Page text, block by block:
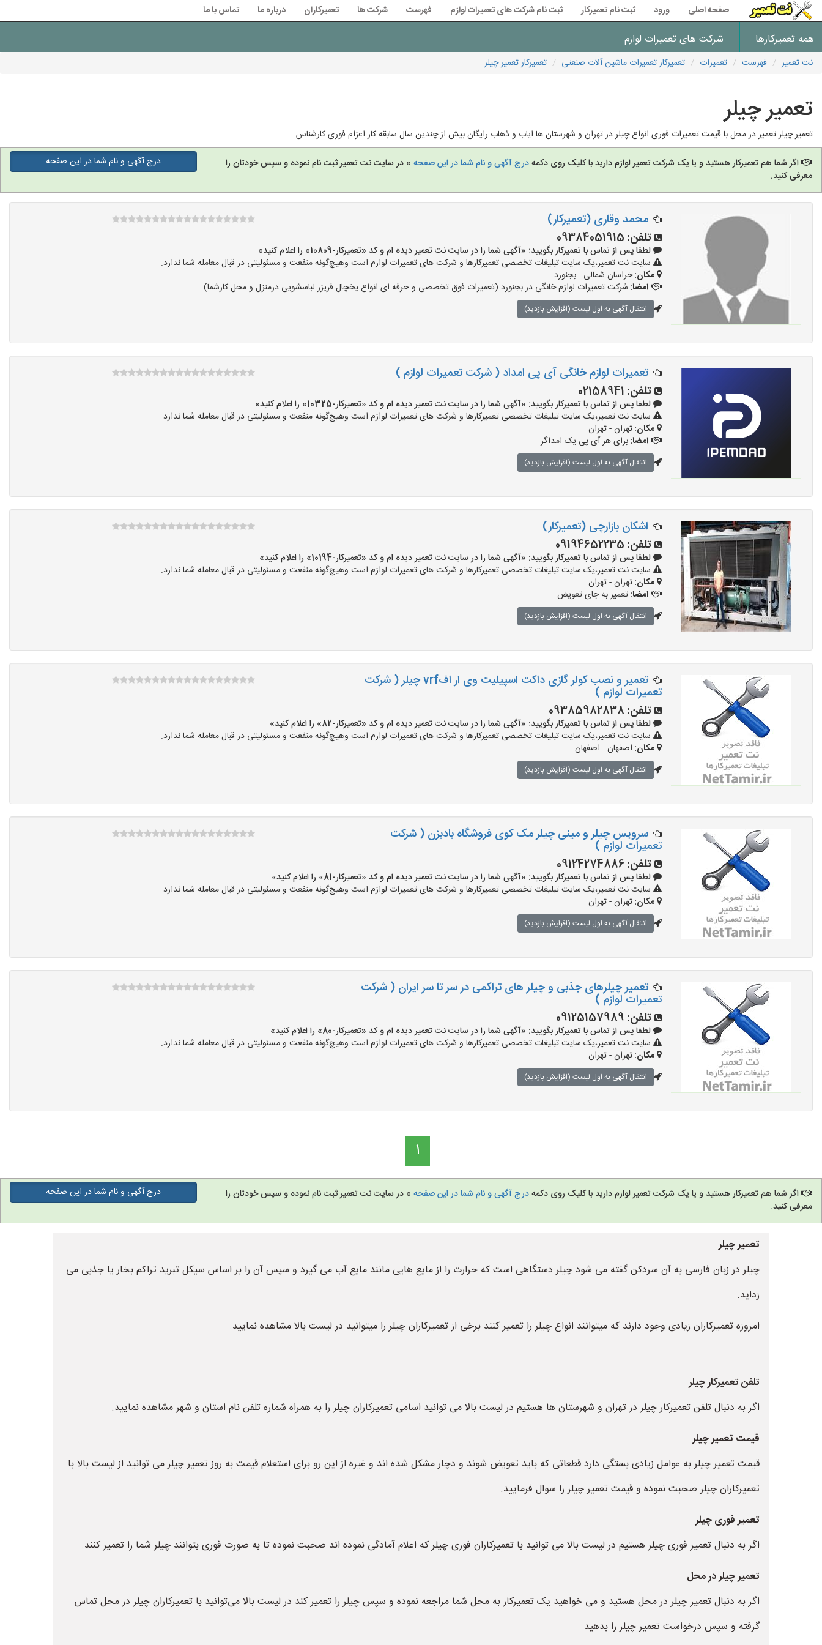
صفحه اصلی ورود ثبت نام تعمیرکار ثبت نام شرکت های تعمیرات لوازم فهرست شرکت ها تعمیرکاران درباره ما تماس با ما
همه تعمیرکارها شرکت های تعمیرات لوازم
نت تعمیر فهرست تعمیرات تعمیرکار تعمیرات ماشین آلات صنعتی تعمیرکار تعمیر چیلر
تعمیر چیلر
تعمیر چیلر تعمیر در محل با قیمت تعمیرات فوری انواع چیلر در تهران و شهرستان ها ایاب و ذهاب رایگان بیش از چندین سال سابقه کار اعزام فوری کارشناس
اگر شما هم تعمیرکار هستید و یا یک شرکت تعمیر لوازم دارید با کلیک روی دکمهدرج آگهی و نام شما در این صفحه » در سایت نت تعمیر ثبت نام نموده و سپس خودتان را
معرفی کنید.
درج آگهی و نام شما در این صفحه
محمد وقاری (تعمیرکار)
تلفن: 09384051915
لطفا پس از تماس با تعمیرکار بگویید: «آگهی شما را در سایت نت تعمیر دیده ام و کد «تعمیرکار-10809» را اعلام کنید»
سایت نت تعمیر،یک سایت تبلیغات تخصصی تعمیرکارها و شرکت های تعمیرات لوازم است وهیچ‌گونه منفعت و مسئولیتی در قبال معامله شما ندارد.
مکان:خراسان شمالی - بجنورد
امضا: شرکت تعمیرات لوازم خانگی در بجنورد (تعمیرات فوق تخصصی و حرفه ای انواع یخچال فریزر لباسشویی درمنزل و محل کارشما)
انتقال آگهی به اول لیست (افزایش بازدید)
تعمیرات لوازم خانگی آی پی امداد ( شرکت تعمیرات لوازم )
تلفن: 02158941
لطفا پس از تماس با تعمیرکار بگویید: «آگهی شما را در سایت نت تعمیر دیده ام و کد «تعمیرکار-10325» را اعلام کنید»
سایت نت تعمیر،یک سایت تبلیغات تخصصی تعمیرکارها و شرکت های تعمیرات لوازم است وهیچ‌گونه منفعت و مسئولیتی در قبال معامله شما ندارد.
مکان:تهران - تهران
امضا:برای هر آی پی یک امداگر
انتقال آگهی به اول لیست (افزایش بازدید)
اشکان بازارچی (تعمیرکار)
تلفن: 09194652235
لطفا پس از تماس با تعمیرکار بگویید: «آگهی شما را در سایت نت تعمیر دیده ام و کد «تعمیرکار-10194» را اعلام کنید»
سایت نت تعمیر،یک سایت تبلیغات تخصصی تعمیرکارها و شرکت های تعمیرات لوازم است وهیچ‌گونه منفعت و مسئولیتی در قبال معامله شما ندارد.
مکان:تهران - تهران
امضا:تعمیر به جای تعویض
انتقال آگهی به اول لیست (افزایش بازدید)
تعمیر و نصب کولر گازی داکت اسپیلیت وی ار افvrf چیلر ( شرکت
تعمیرات لوازم )
تلفن: 09385982838
لطفا پس از تماس با تعمیرکار بگویید: «آگهی شما را در سایت نت تعمیر دیده ام و کد «تعمیرکار-82» را اعلام کنید»
سایت نت تعمیر،یک سایت تبلیغات تخصصی تعمیرکارها و شرکت های تعمیرات لوازم است وهیچ‌گونه منفعت و مسئولیتی در قبال معامله شما ندارد.
مکان: اصفهان - اصفهان
انتقال آگهی به اول لیست (افزایش بازدید)
سرویس چیلر و مینی چیلر مک کوی فروشگاه بادبزن ( شرکت
تعمیرات لوازم )
تلفن: 09124274886
لطفا پس از تماس با تعمیرکار بگویید: «آگهی شما را در سایت نت تعمیر دیده ام و کد «تعمیرکار-81» را اعلام کنید»
سایت نت تعمیر،یک سایت تبلیغات تخصصی تعمیرکارها و شرکت های تعمیرات لوازم است وهیچ‌گونه منفعت و مسئولیتی در قبال معامله شما ندارد.
مکان:تهران - تهران
انتقال آگهی به اول لیست (افزایش بازدید)
تعمیر چیلرهای جذبی و چیلر های تراکمی در سر تا سر ایران ( شرکت
تعمیرات لوازم )
تلفن: 09125157989
لطفا پس از تماس با تعمیرکار بگویید: «آگهی شما را در سایت نت تعمیر دیده ام و کد «تعمیرکار-80» را اعلام کنید»
سایت نت تعمیر،یک سایت تبلیغات تخصصی تعمیرکارها و شرکت های تعمیرات لوازم است وهیچ‌گونه منفعت و مسئولیتی در قبال معامله شما ندارد.
مکان:تهران - تهران
انتقال آگهی به اول لیست (افزایش بازدید)
1
اگر شما هم تعمیرکار هستید و یا یک شرکت تعمیر لوازم دارید با کلیک روی دکمهدرج آگهی و نام شما در این صفحه » در سایت نت تعمیر ثبت نام نموده و سپس خودتان را
معرفی کنید.
درج آگهی و نام شما در این صفحه
تعمیر چیلر
چیلر در زبان فارسی به آن سردکن گفته می شود چیلر دستگاهی است که حرارت را از مایع هایی مانند مایع آب می گیرد و سپس آن را بر اساس سیکل تبرید تراکم بخار یا جذبی می
زداید.
امروزه تعمیرکاران زیادی وجود دارند که میتوانند انواع چیلر را تعمیر کنند برخی از تعمیرکاران چیلر را میتوانید در لیست بالا مشاهده نمایید.
تلفن تعمیرکار چیلر
اگر به دنبال تلفن تعمیرکار چیلر در تهران و شهرستان ها هستیم در لیست بالا می توانید اسامی تعمیرکاران چیلر را به همراه شماره تلفن نام استان و شهر مشاهده نمایید.
قیمت تعمیر چیلر
قیمت تعمیر چیلر به عوامل زیادی بستگی دارد قطعاتی که باید تعویض شوند و دچار مشکل شده اند و غیره از این رو برای استعلام قیمت به روز تعمیر چیلر می توانید از لیست بالا با
تعمیرکاران چیلر صحبت نموده و قیمت تعمیر چیلر را سوال فرمایید.
تعمیر فوری چیلر
اگر به دنبال تعمیر فوری چیلر هستیم در لیست بالا می توانید با تعمیرکاران فوری چیلر که اعلام آمادگی نموده اند صحبت نموده تا به صورت فوری بتوانند چیلر شما را تعمیر کنند.
تعمیر چیلر در محل
اگر به دنبال تعمیر چیلر در محل هستید و می خواهید یک تعمیرکار به محل شما مراجعه نموده و سپس چیلر را تعمیر کند در لیست بالا می‌توانید با تعمیرکاران چیلر در محل تماس
گرفته و سپس درخواست تعمیر چیلر را بدهید